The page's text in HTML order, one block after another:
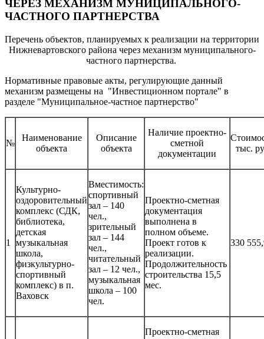
ЧЕРЕЗ МЕХАНИЗМ МУНИЦИПАЛЬНОГО-
ЧАСТНОГО ПАРТНЕРСТВА
Перечень объектов, планируемых к реализации на территории
Нижневартовского района через механизм муниципального-
частного партнерства.
Нормативные правовые акты, регулирующие данный
механизм размещены на "Инвестиционном портале" в
разделе "Муниципальное-частное партнерство"
№
Наименование
объекта
Описание
объекта
Наличие проектно-
сметной
документации
тыс.
1
Культурно-
оздоровительный
комплекс (СДК,
библиотека,
детская
музыкальная
школа,
физкультурно-
спортивный
комплекс) в п.
Ваховск
Вместимость:
спортивный
зал – 140
чел.,
зрительный
зал – 144
чел.,
читательный
зал – 12 чел.,
музыкальная
школа – 100
чел.
Проектно-сметная
документация
выполнена в
полном объеме.
Проект готов к
реализации.
Продолжительность
строительства 15,5
мес.
330
Проектно-сметная